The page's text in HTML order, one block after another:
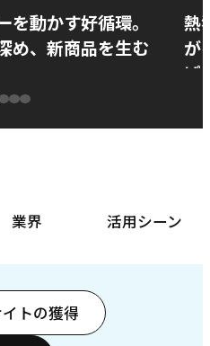
動かす好循環。
め、新商品を生む
熱
が
ぱ
業界 活用シーン
トの獲得